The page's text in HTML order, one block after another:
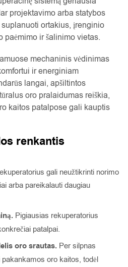
projektavimo arba statybos
ortakius, įrenginio
paėmimo ir šalinimo vietas.
mechaninis vėdinimas
ir energiniam
langai, apšiltintos
oro pralaidumas reiškia,
kaitos patalpose gali kauptis
renkantis
gali neužtikrinti norimo
arba pareikalauti daugiau
Pigiausias rekuperatorius
patalpai.
oro srautas. Per silpnas
oro kaitos, todėl